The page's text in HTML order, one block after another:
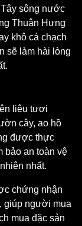
sông nước
Thuận Hưng
khô cá chạch
sẽ làm hài lòng
liệu tươi
cây, ao hồ
được thực
bảo an toàn vệ
nhất.
chứng nhận
giúp người mua
mua đặc sản